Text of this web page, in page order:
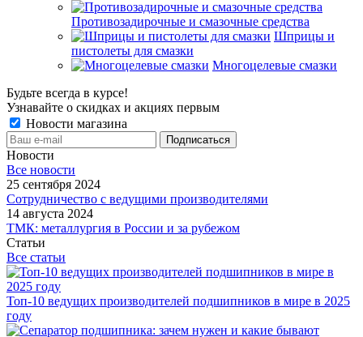
Противозадирочные и смазочные средства
Шприцы и
пистолеты для смазки
Многоцелевые смазки
Будьте всегда в курсе!
Узнавайте о скидках и акциях первым
Новости магазина
Новости
Все новости
25 сентября 2024
Сотрудничество с ведущими производителями
14 августа 2024
ТМК: металлургия в России и за рубежом
Статьи
Все статьи
Топ-10 ведущих производителей подшипников в мире в 2025
году